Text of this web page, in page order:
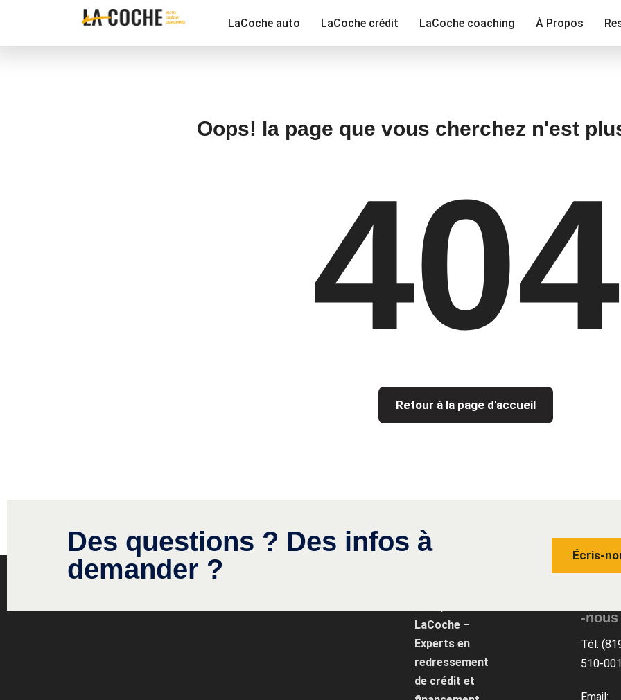
LaCoche auto LaCoche crédit LaCoche coaching À Propos
Oops! la page que vous cherchez n'est
404
Retour à la page d'accueil
Des questions ? Des infos à
demander ?
Écris-
LaCoche –
Experts en
redressement
de crédit et
-nous
Tél:
510-
Email: